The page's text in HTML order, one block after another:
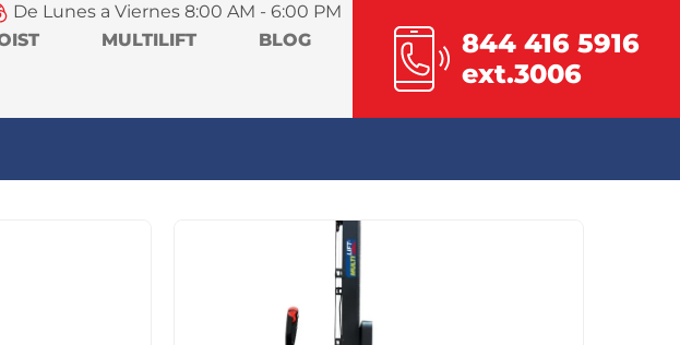
844 416 5916
ext.3006
De Lunes a Viernes 8:00 AM - 6:00 PM
MULTILIFT BLOG